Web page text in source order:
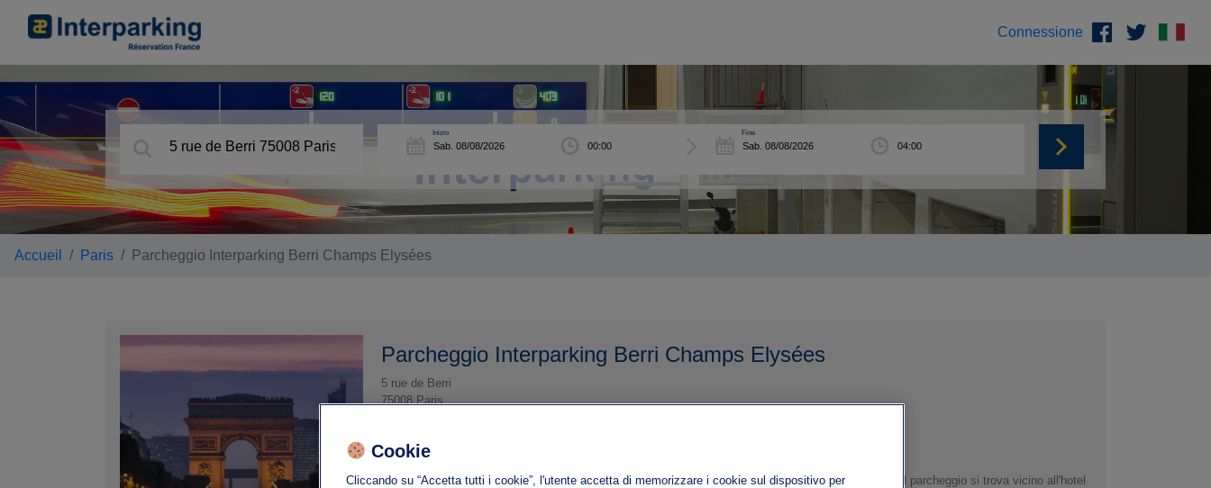
Connessione
Inizio Fine
Accueil Paris Parcheggio Interparking Berri Champs Elysées
Parcheggio Interparking Berri Champs Elysées
5 rue de Berri
75008 Paris
Altezza massima : 1.9
Questo parcheggio è dotato di servizi di alta gamma nel cuore del quartiere degli Champs-Elysées. Il parcheggio si trova vicino all'hotel
Cookie
Cliccando su “Accetta tutti i cookie”, l'utente accetta di memorizzare i cookie sul dispositivo per